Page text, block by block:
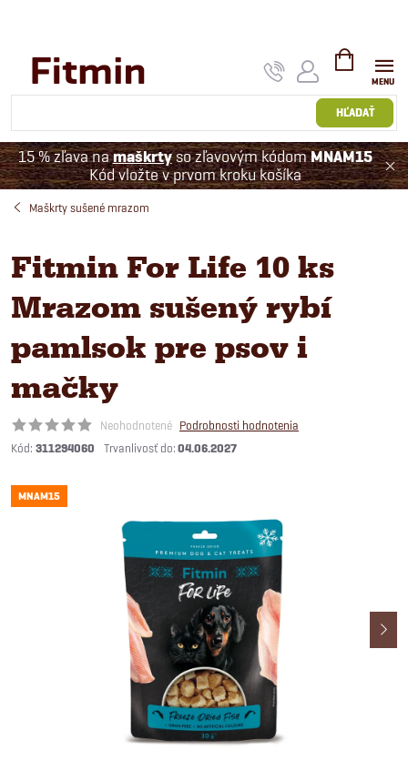
HĽADAŤ
NÁKUPNÝ
KOŠÍK
15 % zľava namaškrtyso zľavovým kódomMNAM15
Kód vložte v prvom kroku košíka
Maškrty sušené mrazom
Fitmin For Life 10 ks
Mrazom sušený rybí
pamlsok pre psov i
mačky
Neohodnotené Podrobnosti hodnotenia
Kód: 311294060 04.06.2027
MNAM15